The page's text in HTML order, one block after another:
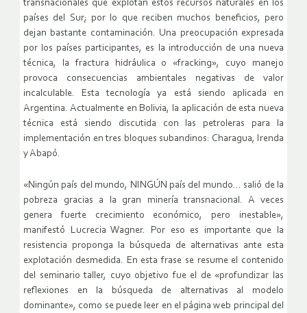
transnacionales que explotan estos recursos naturales en los
países del Sur; por lo que reciben muchos beneficios, pero
dejan bastante contaminación. Una preocupación expresada
por los países participantes, es la introducción de una nueva
técnica, la fractura hidráulica o «fracking», cuyo manejo
provoca consecuencias ambientales negativas de valor
incalculable. Esta tecnología ya está siendo aplicada en
Argentina. Actualmente en Bolivia, la aplicación de esta nueva
técnica está siendo discutida con las petroleras para la
implementación en tres bloques subandinos: Charagua, Irenda
y Abapó.
«Ningún país del mundo, NINGÚN país del mundo… salió de la
pobreza gracias a la gran minería transnacional. A veces
genera fuerte crecimiento económico, pero inestable»,
manifestó Lucrecia Wagner. Por eso es importante que la
resistencia proponga la búsqueda de alternativas ante esta
explotación desmedida. En esta frase se resume el contenido
del seminario taller, cuyo objetivo fue el de «profundizar las
reflexiones en la búsqueda de alternativas al modelo
dominante», como se puede leer en el página web principal del